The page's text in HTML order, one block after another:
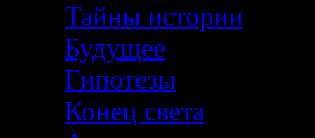
Тайны истории
Будущее
Гипотезы
Конец света